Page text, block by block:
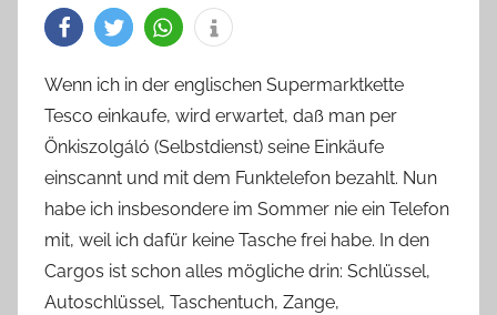
Wenn ich in der englischen Supermarktkette
Tesco einkaufe, wird erwartet, daß man per
Önkiszolgáló (Selbstdienst) seine Einkäufe
einscannt und mit dem Funktelefon bezahlt. Nun
habe ich insbesondere im Sommer nie ein Telefon
mit, weil ich dafür keine Tasche frei habe. In den
Cargos ist schon alles mögliche drin: Schlüssel,
Autoschlüssel, Taschentuch, Zange,